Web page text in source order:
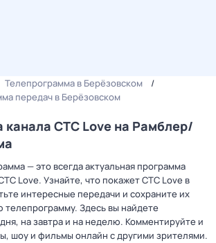
Телепрограмма в Берёзовском
передач в Берёзовском
канала СТС Love на Рамблер/
— это всегда актуальная программа
Love. Узнайте, что покажет СТС Love в
интересные передачи и сохраните их
Здесь вы найдете
на завтра и на неделю. Комментируйте и
шоу и фильмы онлайн с другими зрителями.